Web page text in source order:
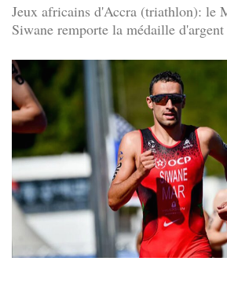
Jeux africains d'Accra (triathlon): le
Siwane remporte la médaille d'argent